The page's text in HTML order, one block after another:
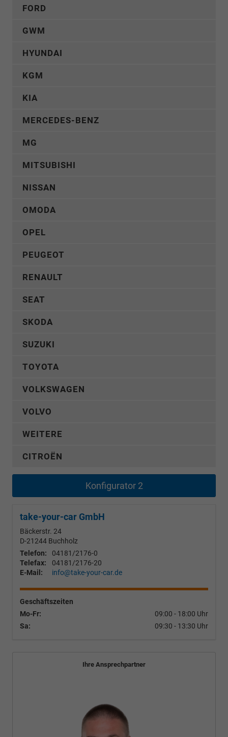
FORD
GWM
HYUNDAI
KGM
KIA
MERCEDES-BENZ
MG
MITSUBISHI
NISSAN
OMODA
OPEL
PEUGEOT
RENAULT
SEAT
SKODA
SUZUKI
TOYOTA
VOLKSWAGEN
VOLVO
WEITERE
CITROËN
Konfigurator 2
take-your-car GmbH
Bäckerstr. 24
D-21244 Buchholz
Telefon:
04181/2176-0
Telefax:
04181/2176-20
E-Mail:
info@take-your-car.de
Geschäftszeiten
Mo-Fr:
09:00 - 18:00 Uhr
Sa:
09:30 - 13:30 Uhr
Ihre Ansprechpartner